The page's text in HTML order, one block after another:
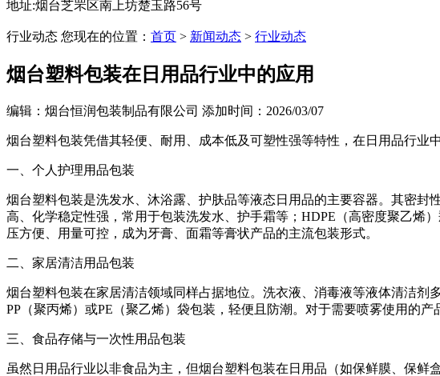
地址:烟台芝罘区南上坊楚玉路56号
行业动态 您现在的位置： 首页 > 新闻动态 > 行业动态
烟台塑料包装在日用品行业中的应用
编辑：烟台恒润包装制品有限公司 添加时间：2026/03/07
烟台塑料包装凭借其轻便、耐用、成本低及可塑性强等特性，在日用品行业
一、个人护理用品包装
烟台塑料包装是洗发水、沐浴露、护肤品等液态日用品的主要容器。其密
高、化学稳定性强，常用于包装洗发水、护手霜等；HDPE（高密度聚乙烯
压方便、用量可控，成为牙膏、面霜等膏状产品的主流包装形式。
二、家居清洁用品包装
烟台塑料包装在家居清洁领域同样占据地位。洗衣液、消毒液等液体清洁剂
PP（聚丙烯）或PE（聚乙烯）袋包装，轻便且防潮。对于需要喷雾使用的
三、食品存储与一次性用品包装
虽然日用品行业以非食品为主，但烟台塑料包装在日用品（如保鲜膜、保